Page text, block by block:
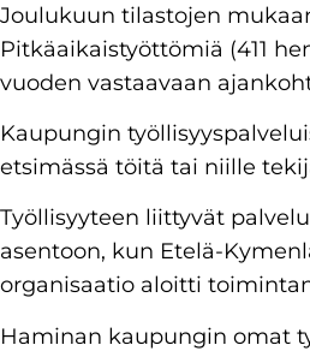
Joulukuun tilastojen
Pitkäaikaistyöttömiä (411
vuoden vastaavaan
Kaupungin
etsimässä töitä tai niille
Työllisyyteen liittyvät
asentoon, kun Etelä-
organisaatio aloitti
Haminan kaupungin omat